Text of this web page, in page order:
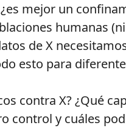
mejor un
humanas
de X
esto para
contra X? ¿Qué
control y cuáles